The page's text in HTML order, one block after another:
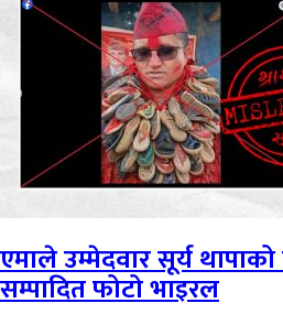
एमाले उम्मेदवार सूर्य
सम्पादित फोटो भाइरल